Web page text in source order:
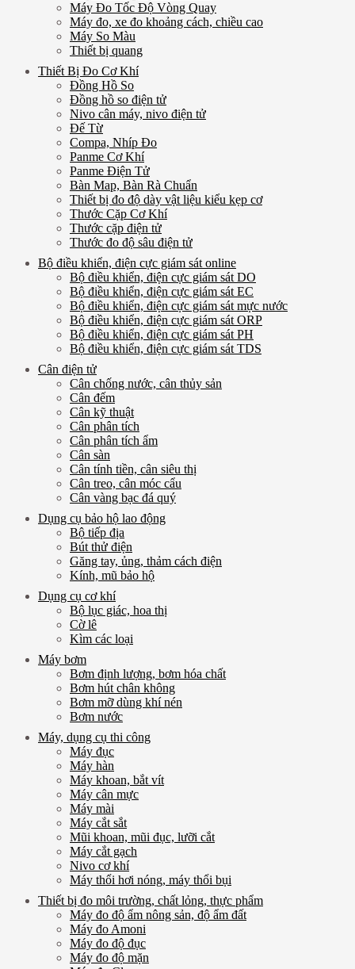
Máy Đo Tốc Độ Vòng Quay
Máy đo, xe đo khoảng cách, chiều cao
Máy So Màu
Thiết bị quang
Thiết Bị Đo Cơ Khí
Đồng Hồ So
Đồng hồ so điện tử
Nivo cân máy, nivo điện tử
Đế Từ
Compa, Nhíp Đo
Panme Cơ Khí
Panme Điện Tử
Bàn Map, Bàn Rà Chuẩn
Thiết bị đo độ dày vật liệu kiểu kẹp cơ
Thước Cặp Cơ Khí
Thước cặp điện tử
Thước đo độ sâu điện tử
Bộ điều khiển, điện cực giám sát online
Bộ điều khiển, điện cực giám sát DO
Bộ điều khiển, điện cực giám sát EC
Bộ điều khiển, điện cực giám sát mực nước
Bộ điều khiển, điện cực giám sát ORP
Bộ điều khiển, điện cực giám sát PH
Bộ điều khiển, điện cực giám sát TDS
Cân điện tử
Cân chống nước, cân thủy sản
Cân đếm
Cân kỹ thuật
Cân phân tích
Cân phân tích ẩm
Cân sàn
Cân tính tiền, cân siêu thị
Cân treo, cân móc cẩu
Cân vàng bạc đá quý
Dụng cụ bảo hộ lao động
Bộ tiếp địa
Bút thử điện
Găng tay, ủng, thảm cách điện
Kính, mũ bảo hộ
Dụng cụ cơ khí
Bộ lục giác, hoa thị
Cờ lê
Kìm các loại
Máy bơm
Bơm định lượng, bơm hóa chất
Bơm hút chân không
Bơm mỡ dùng khí nén
Bơm nước
Máy, dụng cụ thi công
Máy đục
Máy hàn
Máy khoan, bắt vít
Máy cân mực
Máy mài
Máy cắt sắt
Mũi khoan, mũi đục, lưỡi cắt
Máy cắt gạch
Nivo cơ khí
Máy thổi hơi nóng, máy thổi bụi
Thiết bị đo môi trường, chất lỏng, thực phẩm
Máy đo độ ẩm nông sản, độ ẩm đất
Máy đo Amoni
Máy đo độ đục
Máy đo độ mặn